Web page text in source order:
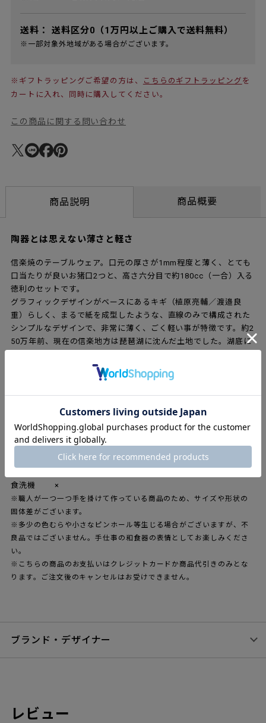
送料： 送料区分0（1万円以上ご購入で送料無料）
※一部対象外地域がある場合がございます。
※ギフトラッピングご希望の方は、 こちらのギフトラッピング を
カートに入れ、同時に購入してください。
この商品に関する問い合わせ
商品説明 商品概要
陶器とは思えない薄さと軽さ
信楽焼のテーブルウェア。口元の厚さが1mm程度と薄く、とても
口当たりが良いお猪口2つと、高さ六分目で約180cc（一合）入る
徳利のセットです。
グラフィックデザインがベースにあるキギ（植原亮輔／渡邉良
重）らしく、まるで紙を成型したような、直線のみで構成された
シンプルなデザインで、非常に薄く、ごく軽い事が特徴です。約2
50万年前、現在の信楽地方は琵琶湖に沈んだ土地でした。湖底に
土化してできた土が信楽焼の材料となっています。直線的なかた
さと、陶器の持つ柔らかい印象、何度も調整した釉薬の色合いが
独特の素材感をつくりだし、磁器では表現できない味わいが特徴
となっています。紙の薄さや角度を再現するため、製造工程には
様々な試行錯誤がなされました。火に強く、大きなものをつくる
のに適した特性を持つ信楽の土だからこそ可能となったかたちで
す。刻印された数字 670.25 は琵琶湖の面積を表しています。
電子レンジ ×
食洗機 ×
※職人が一つ一つ手を掛けて作っている商品のため、サイズや形状の
固体差がございます。
※多少の色むらや小さなピンホール等生じる場合がございますが、不
良品ではございません。手仕事の和食器の表情としてお楽しみくださ
い。
※こちらの商品のお支払いはクレジットカードか商品代引きのみとな
ります。ご注文後のキャンセルはお受けできません。
ブランド・デザイナー
レビュー